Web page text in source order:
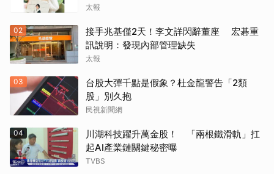
太報
02
接手兆基僅2天！李文詳閃辭董座 宏碁重
訊說明：發現內部管理缺失
太報
03
台股大彈千點是假象？杜金龍警告「2類
股」別久抱
民視新聞網
04
川湖科技躍升萬金股！ 「兩根鐵滑軌」扛
起AI產業鏈關鍵秘密曝
TVBS